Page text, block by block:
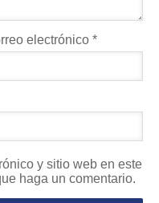
electrónico*
y sitio web en este
haga un comentario.